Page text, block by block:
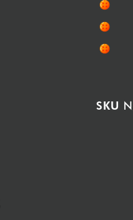
SKU